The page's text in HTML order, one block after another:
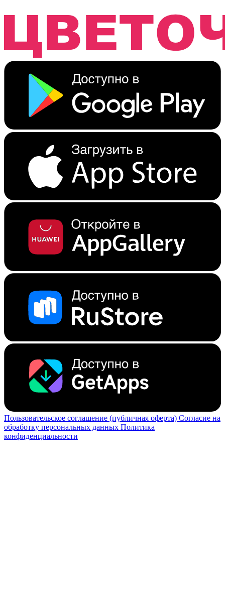
Пользовательское соглашение (публичная оферта) Согласие на
обработку персональных данных Политика
конфиденциальности